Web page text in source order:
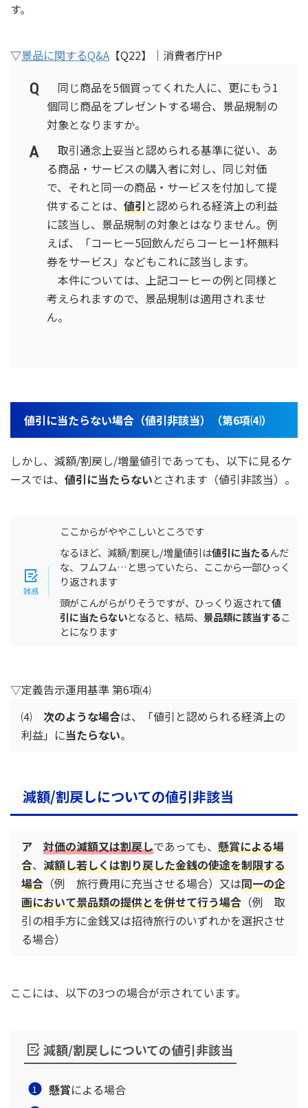
す。
▽景品に関するQ&A 【Q22】｜消費者庁HP
同じ商品を5個買ってくれた人に、更にもう1
個同じ商品をプレゼントする場合、景品規制の
対象となりますか。
取引通念上妥当と認められる基準に従い、あ
る商品・サービスの購入者に対し、同じ対価
で、それと同一の商品・サービスを付加して提
供することは、値引と認められる経済上の利益
に該当し、景品規制の対象とはなりません。例
えば、「コーヒー5回飲んだらコーヒー1杯無料
券をサービス」などもこれに該当します。
本件については、上記コーヒーの例と同様と
考えられますので、景品規制は適用されませ
ん。
値引に当たらない場合（値引非該当）（第6項⑷）
しかし、減額/割戻し/増量値引であっても、以下に見るケ
ースでは、 値引に当たらないとされます（値引非該当）。
ここからがややこしいところです
なるほど、減額/割戻し/増量値引は値引に当たるんだ
な、フムフム…と思っていたら、ここから一部ひっく
り返されます
頭がこんがらがりそうですが、ひっくり返されて値
引に当たらないとなると、結局、 景品類に該当するこ
とになります
▽定義告示運用基準 第6項⑷
⑷ 次のような場合は、「値引と認められる経済上の
利益」に当たらない。
減額/割戻しについての値引非該当
ア 対価の減額又は割戻しであっても、 懸賞による場
合、 減額し若しくは割り戻した金銭の使途を制限する
場合 （例 旅行費用に充当させる場合）又は同一の企
画において景品類の提供とを併せて行う場合 （例 取
引の相手方に金銭又は招待旅行のいずれかを選択させ
る場合）
ここには、以下の3つの場合が示されています。
減額/割戻しについての値引非該当
懸賞による場合